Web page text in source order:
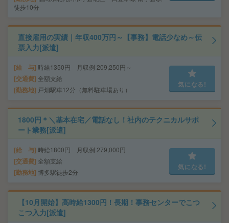
徒歩10分
直接雇用の実績｜年収400万円～【事務】電話少なめ～伝
票入力[派遣]
給 与 時給1350円 月収例 209,250円～
交通費 全額支給
勤務地 戸畑駅車12分（無料駐車場あり）
気になる!
1800円＊＼基本在宅／電話なし！社内のテクニカルサポ
ート業務[派遣]
給 与 時給1800円 月収例 279,000円
交通費 全額支給
勤務地 博多駅徒歩2分
気になる!
【10月開始】高時給1300円！長期！事務センターでこつ
こつ入力[派遣]